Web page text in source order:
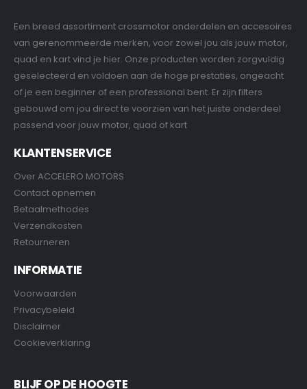
Een breed assortiment crossmotor onderdelen en accesoires
van gerenommeerde merken, voor zowel jou als jouw motor,
quad en kart vind je hier. Onze producten worden zorgvuldig
geselecteerd en voldoen aan de hoge prestaties, ongeacht
of je een beginner of een professional bent. Er zijn filters
gebouwd om jou direct te voorzien van het juiste onderdeel
passend voor jouw motor, quad of kart
KLANTENSERVICE
Over ACCELERO MOTORS
Contact opnemen
Betaalmethodes
Verzendkosten
Retourneren
INFORMATIE
Voorwaarden
Privacybeleid
Disclaimer
Cookieverklaring
BLIJF OP DE HOOGTE